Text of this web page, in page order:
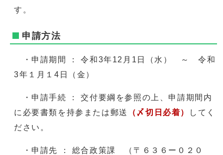
す。
申請方法
・申請期間 ： 令和3年12月1日（水） ～ 令和
3年１月１4日（金）
・申請手続 ： 交付要綱を参照の上、申請期間内
に必要書類を持参または郵送
（〆切日必着）
してく
ださい。
・申請先 ： 総合政策課 （〒６３６ー０２０